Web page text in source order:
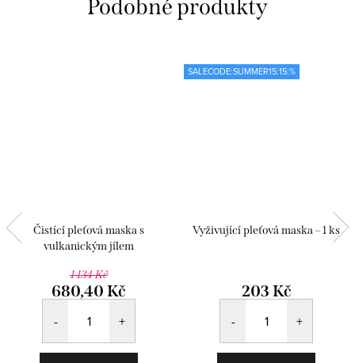
Čistící pleťová maska s
vulkanickým jílem
1 134 Kč
680,40 Kč
SALECODE:SUMMER15:15:%
Vyživující pleťová maska – 1 ks
203 Kč